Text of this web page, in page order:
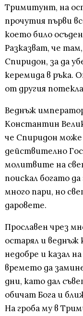
Тримитунт, на
прочутия първи
което било
Разказват, че
Спиридон, за да
керемида в ръка.
от другия
Веднъж
Константин
че Спиридон може
действително
молитвите на
поискал богато да
много пари, но
даровете.
Прославен чрез
остарял и веднъж
недобре и казал
времето да
дни, като дал
обичат Бога и
На гроба му в